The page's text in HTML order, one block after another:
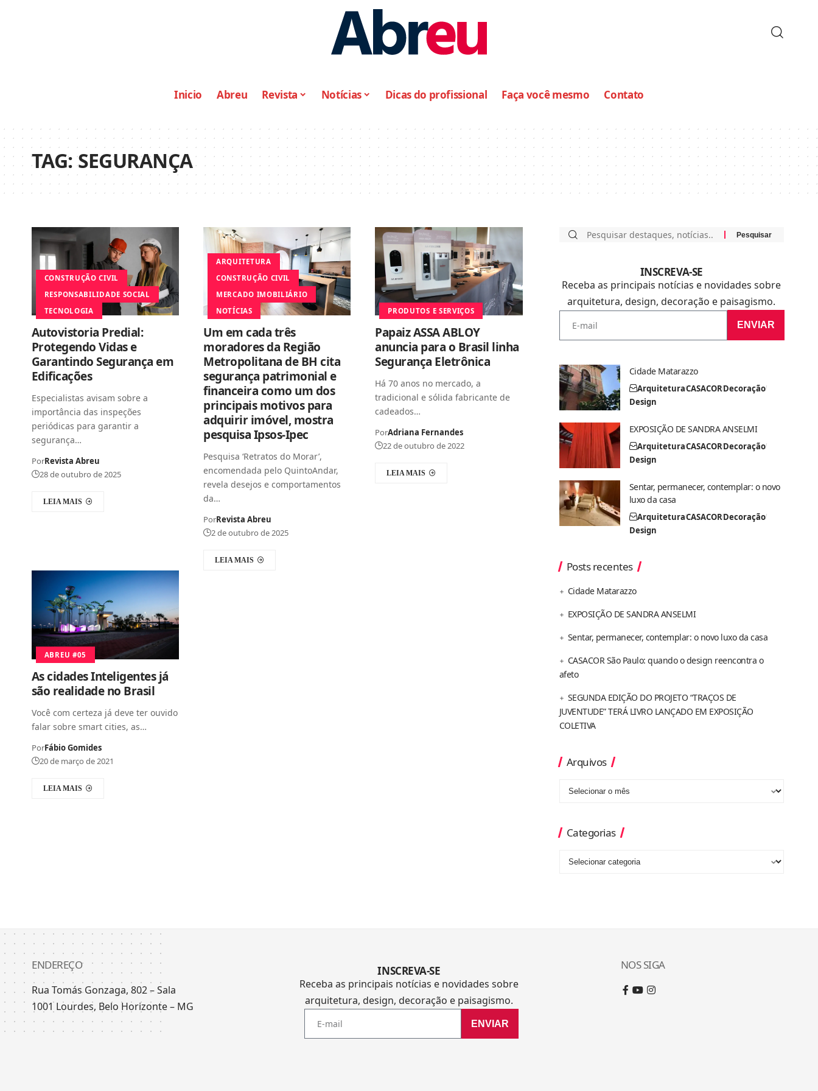
Inicio Abreu Revista Notícias Dicas do profissional Faça você mesmo Contato
TAG:SEGURANÇA
CONSTRUÇÃO CIVIL
RESPONSABILIDADE SOCIAL
TECNOLOGIA
Autovistoria Predial:
Protegendo Vidas e
Garantindo Segurança em
Edificações
Especialistas avisam sobre a
importância das inspeções
periódicas para garantir a
segurança…
PorRevista Abreu
28 de outubro de 2025
LEIA MAIS
ARQUITETURA
CONSTRUÇÃO CIVIL
MERCADO IMOBILIÁRIO
NOTÍCIAS
Um em cada três
moradores da Região
Metropolitana de BH cita
segurança patrimonial e
financeira como um dos
principais motivos para
adquirir imóvel, mostra
pesquisa Ipsos-Ipec
Pesquisa ‘Retratos do Morar’,
encomendada pelo QuintoAndar,
revela desejos e comportamentos
da…
PorRevista Abreu
2 de outubro de 2025
LEIA MAIS
PRODUTOS E SERVIÇOS
Papaiz ASSA ABLOY
anuncia para o Brasil linha
Segurança Eletrônica
Há 70 anos no mercado, a
tradicional e sólida fabricante de
cadeados…
PorAdriana Fernandes
22 de outubro de 2022
LEIA MAIS
ABREU #05
As cidades Inteligentes já
são realidade no Brasil
Você com certeza já deve ter ouvido
falar sobre smart cities, as…
PorFábio Gomides
20 de março de 2021
LEIA MAIS
INSCREVA-SE
Receba as principais notícias e novidades sobre
arquitetura, design, decoração e paisagismo.
ENVIAR
Cidade Matarazzo
ArquiteturaCASACORDecoração
Design
EXPOSIÇÃO DE SANDRA ANSELMI
ArquiteturaCASACORDecoração
Design
Sentar, permanecer, contemplar: o novo
luxo da casa
ArquiteturaCASACORDecoração
Design
Posts recentes
Cidade Matarazzo
EXPOSIÇÃO DE SANDRA ANSELMI
Sentar, permanecer, contemplar: o novo luxo da casa
CASACOR São Paulo: quando o design reencontra o
afeto
SEGUNDA EDIÇÃO DO PROJETO “TRAÇOS DE
JUVENTUDE” TERÁ LIVRO LANÇADO EM EXPOSIÇÃO
COLETIVA
Arquivos
Categorias
ENDEREÇO
Rua Tomás Gonzaga, 802 – Sala
1001 Lourdes, Belo Horizonte – MG
INSCREVA-SE
Receba as principais notícias e novidades sobre
arquitetura, design, decoração e paisagismo.
ENVIAR
NOS SIGA